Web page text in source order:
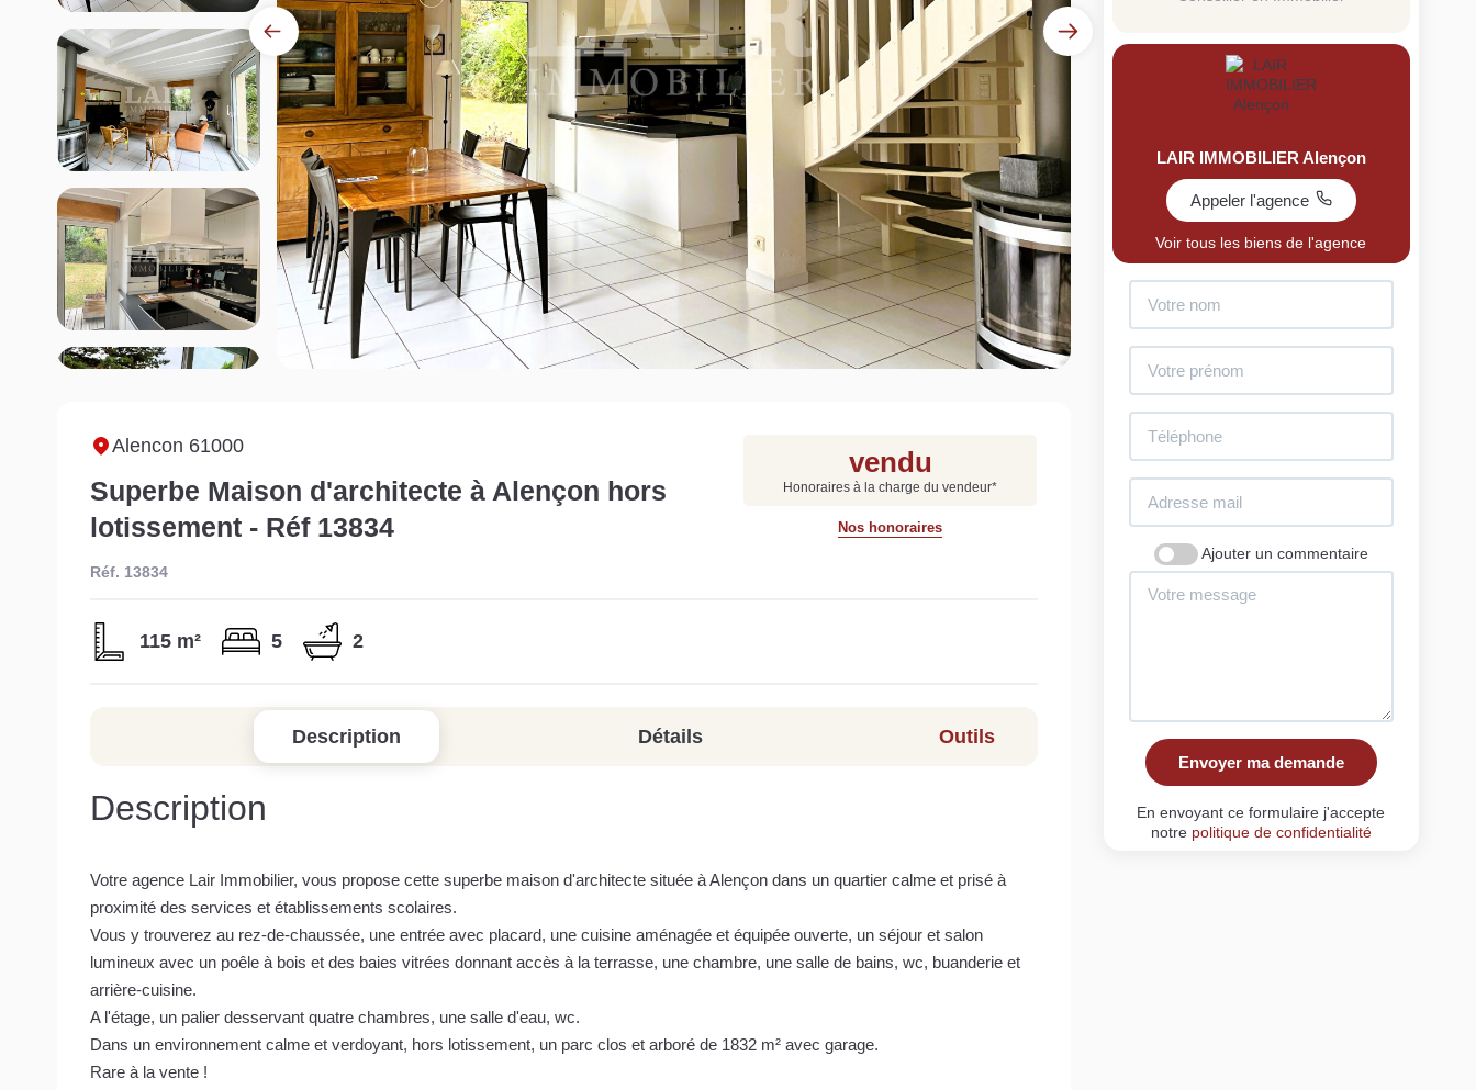
Gratuit
Estimez votre bien en ligne.
Rapide et gratuit, recevez votre estimation en
quelques clics.
Estimer mon bien maintenant
Alencon 61000
Superbe Maison d'architecte à Alençon hors
lotissement - Réf 13834
Réf. 13834
vendu
Honoraires à la charge du vendeur*
Nos honoraires
115 m² 5 2
Description Détails Outils
Description
Votre agence Lair Immobilier, vous propose cette superbe maison d'architecte située à Alençon dans un quartier calme et prisé à
proximité des services et établissements scolaires.
Vous y trouverez au rez-de-chaussée, une entrée avec placard, une cuisine aménagée et équipée ouverte, un séjour et salon
lumineux avec un poêle à bois et des baies vitrées donnant accès à la terrasse, une chambre, une salle de bains, wc, buanderie et
arrière-cuisine.
A l'étage, un palier desservant quatre chambres, une salle d'eau, wc.
Dans un environnement calme et verdoyant, hors lotissement, un parc clos et arboré de 1832 m² avec garage.
Rare à la vente !
LAIR IMMOBILIER Alençon
Appeler l'agence
Voir tous les biens de l'agence
Ajouter un commentaire
Envoyer ma demande
En envoyant ce formulaire j'accepte
notre politique de confidentialité